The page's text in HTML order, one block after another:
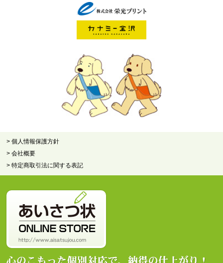
> 個人情報保護方針
> 会社概要
> 特定商取引法に関する表記